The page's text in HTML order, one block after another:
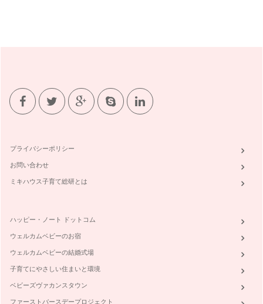
プライバシーポリシー
お問い合わせ
ミキハウス子育て総研とは
ハッピー・ノート ドットコム
ウェルカムベビーのお宿
ウェルカムベビーの結婚式場
子育てにやさしい住まいと環境
ベビーズヴァカンスタウン
ファーストバースデープロジェクト